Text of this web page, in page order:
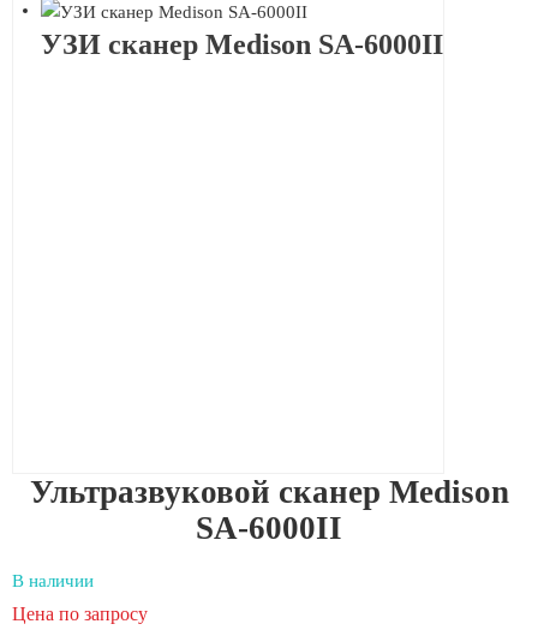
УЗИ сканер Medison SA-6000II
Ультразвуковой сканер Medison
SA-6000II
В наличии
Цена по запросу